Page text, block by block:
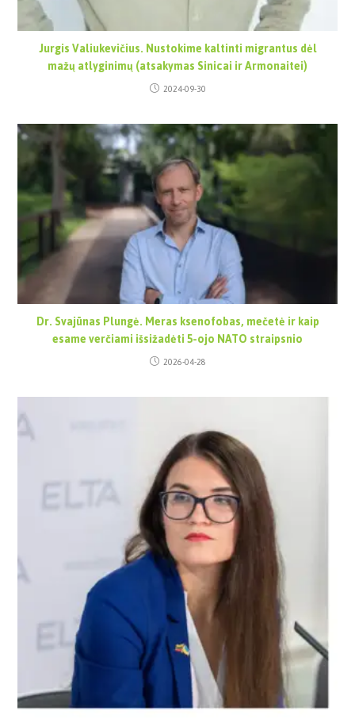
Jurgis Valiukevičius. Nustokime kaltinti migrantus dėl
mažų atlyginimų (atsakymas Sinicai ir Armonaitei)
2024-09-30
Dr. Svajūnas Plungė. Meras ksenofobas, mečetė ir kaip
esame verčiami išsižadėti 5-ojo NATO straipsnio
2026-04-28